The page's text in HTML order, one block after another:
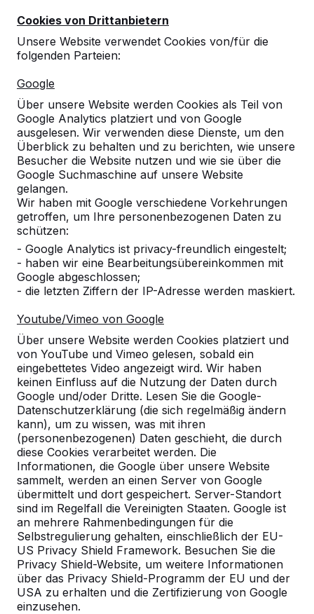
Cookies von Drittanbietern
Unsere Website verwendet Cookies von/für die
folgenden Parteien:
Google
Über unsere Website werden Cookies als Teil von
Google Analytics platziert und von Google
ausgelesen. Wir verwenden diese Dienste, um den
Überblick zu behalten und zu berichten, wie unsere
Besucher die Website nutzen und wie sie über die
Google Suchmaschine auf unsere Website
gelangen.
Wir haben mit Google verschiedene Vorkehrungen
getroffen, um Ihre personenbezogenen Daten zu
schützen:
- Google Analytics ist privacy-freundlich eingestelt;
- haben wir eine Bearbeitungsübereinkommen mit
Google abgeschlossen;
- die letzten Ziffern der IP-Adresse werden maskiert.
Youtube/Vimeo von Google
Über unsere Website werden Cookies platziert und
von YouTube und Vimeo gelesen, sobald ein
eingebettetes Video angezeigt wird. Wir haben
keinen Einfluss auf die Nutzung der Daten durch
Google und/oder Dritte. Lesen Sie die Google-
Datenschutzerklärung (die sich regelmäßig ändern
kann), um zu wissen, was mit ihren
(personenbezogenen) Daten geschieht, die durch
diese Cookies verarbeitet werden. Die
Informationen, die Google über unsere Website
sammelt, werden an einen Server von Google
übermittelt und dort gespeichert. Server-Standort
sind im Regelfall die Vereinigten Staaten. Google ist
an mehrere Rahmenbedingungen für die
Selbstregulierung gehalten, einschließlich der EU-
US Privacy Shield Framework. Besuchen Sie die
Privacy Shield-Website, um weitere Informationen
über das Privacy Shield-Programm der EU und der
USA zu erhalten und die Zertifizierung von Google
einzusehen.
10
Picknickelemente in sehr schönem Design
und super Qualität.
der unseren Hausmeister tatkräftig bei der
Aufstellung und Anordnung der Einheiten
unterstützt hat.
17-03-2020
10
Die Produkte sind bequem, langlebig und
pflegeleicht.
10
Kollegium des OSZ Körperpflege möchten uns
bei Ihnen für die reibungslose Bearbeitung,
Abwicklung und Lieferung der Picknicksets
bedanken.
Unsere Schüler sind begeistert und bedauern
dass das Wetter in Berlin zur Zeit nicht zum
Verweilen einlädt. Sobald es die Witterung
zulässt werden wir Ihnen Bilder senden.
Außerdem möchten wir Ihnen noch
berichten, dass die Hausmeister und die
Schulleitung begeistert von dem Fahrer
waren, der mit viel Ruhe, Übersicht und
Souveränität unseren Schulhof befahren hat,
die Picknickset abgeladen und an Ort und
Stelle gebracht hat.
Wir hatten schon andere Erfahrungen
machen müssen. Kurz und Gut , wir sind
begeistert und werden sicher
Referenzen
Unsere Produkte finden Sie in ganz Europa
und darüber hinaus. Sehen Sie hier, wo Sie
ein HeBlad-Produkt in Ihrer Nähe finden.
Produkt
Alles anzeigen